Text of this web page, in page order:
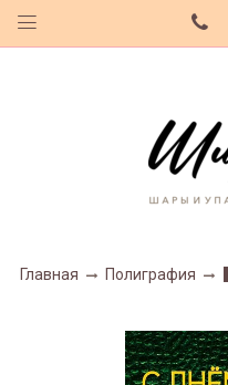
Главная Полиграфия